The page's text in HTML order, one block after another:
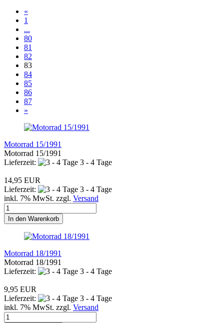
«
1
...
80
81
82
83
84
85
86
87
»
Motorrad 15/1991
Motorrad 15/1991
Lieferzeit:
3 - 4 Tage
14,95 EUR
Lieferzeit:
3 - 4 Tage
inkl. 7% MwSt. zzgl. Versand
In den Warenkorb
Motorrad 18/1991
Motorrad 18/1991
Lieferzeit:
3 - 4 Tage
9,95 EUR
Lieferzeit:
3 - 4 Tage
inkl. 7% MwSt. zzgl. Versand